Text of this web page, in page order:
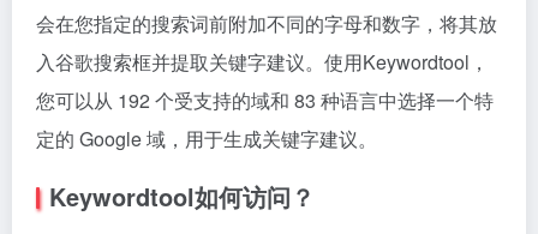
会在您指定的搜索词前附加不同的字母和数字，将其放
入谷歌搜索框并提取关键字建议。使用Keywordtool，
您可以从 192 个受支持的域和 83 种语言中选择一个特
定的 Google 域，用于生成关键字建议。
Keywordtool如何访问？